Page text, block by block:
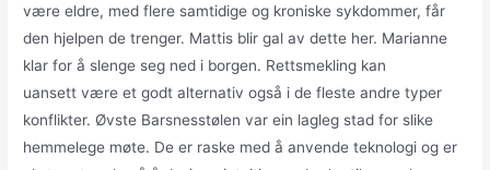
være eldre, med flere samtidige og kroniske sykdommer, får
den hjelpen de trenger. Mattis blir gal av dette her. Marianne
klar for å slenge seg ned i borgen. Rettsmekling kan
uansett være et godt alternativ også i de fleste andre typer
konflikter. Øvste Barsnesstølen var ein lagleg stad for slike
hemmelege møte. De er raske med å anvende teknologi og er